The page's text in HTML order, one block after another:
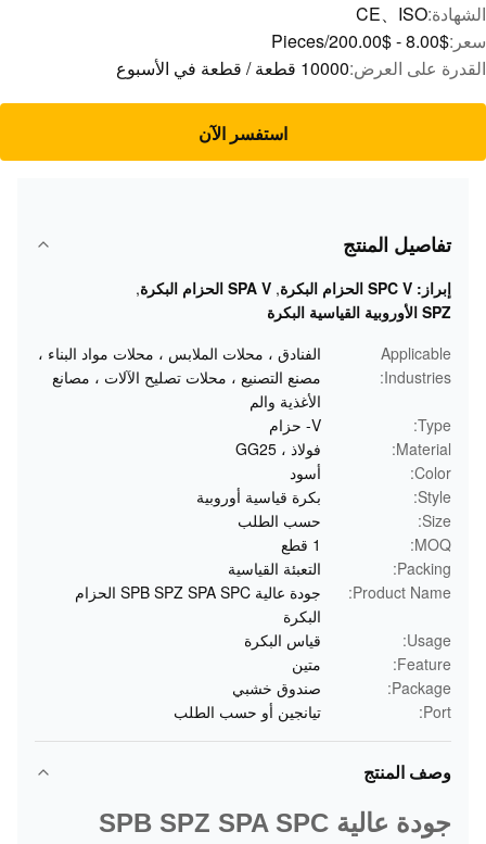
الشهادة:CE、ISO
سعر:$8.00 - $200.00/Pieces
القدرة على العرض:10000 قطعة / قطعة في الأسبوع
استفسر الآن
تفاصيل المنتج
إبراز: SPC V الحزام البكرة , SPA V الحزام البكرة
,
SPZ الأوروبية القياسية البكرة
Applicable
Industries:
الفنادق ، محلات الملابس ، محلات مواد البناء ،
مصنع التصنيع ، محلات تصليح الآلات ، مصانع
الأغذية والم
Type:
V- حزام
Material:
فولاذ ، GG25
Color:
أسود
Style:
بكرة قياسية أوروبية
Size:
حسب الطلب
MOQ:
1 قطع
Packing:
التعبئة القياسية
Product Name:
جودة عالية SPB SPZ SPA SPC الحزام
البكرة
Usage:
قياس البكرة
Feature:
متين
Package:
صندوق خشبي
Port:
تيانجين أو حسب الطلب
وصف المنتج
جودة عالية SPB SPZ SPA SPC